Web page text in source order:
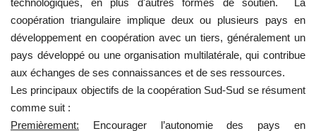
Documents
L'exposition
Références
coopération triangulaire implique deux ou plusieurs pays en
développement en coopération avec un tiers, généralement un
pays développé ou une organisation multilatérale, qui contribue
aux échanges de ses connaissances et de ses ressources.
Les principaux objectifs de la coopération Sud-Sud se résument
comme suit :
Premièrement: Encourager l’autonomie des pays en